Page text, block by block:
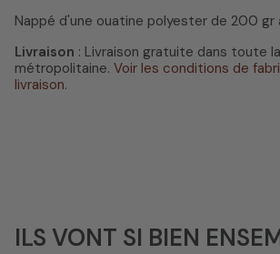
Nappé d'une ouatine polyester de 200 gr
Livraison : Livraison gratuite dans toute
métropolitaine. Voir les conditions de
livraison.
ILS VONT SI BIEN